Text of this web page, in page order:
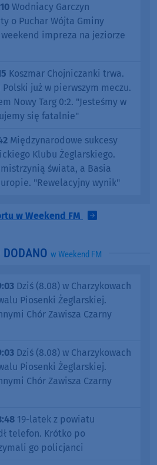
Wodniacy Garczyn
o Puchar Wójta Gminy
impreza na jeziorze
Koszmar Chojniczanki trwa.
Polski już w pierwszym meczu.
Nowy Targ 0:2. "Jesteśmy w
się fatalnie"
Międzynarodowe sukcesy
Klubu Żeglarskiego.
świata, a Basia
"Rewelacyjny wynik"
w Weekend FM
DODANO w Weekend FM
Dziś (8.08) w Charzykowach
Piosenki Żeglarskiej.
Chór Zawisza Czarny
Dziś (8.08) w Charzykowach
Piosenki Żeglarskiej.
Chór Zawisza Czarny
19-latek z powiatu
telefon. Krótko po
go policjanci